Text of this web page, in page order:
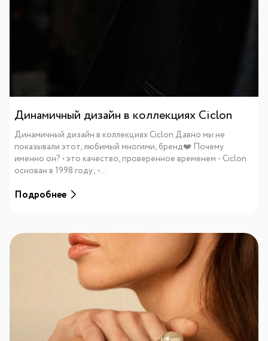
Динамичный дизайн в коллекциях Ciclon
Динамичный дизайн в коллекциях Ciclon Давно мы не
показывали этот, любимый многими, бренд❤️ Почему
именно он? • это качество, проверенное временем - Ciclon
основан в 1998 году; •...
Подробнее